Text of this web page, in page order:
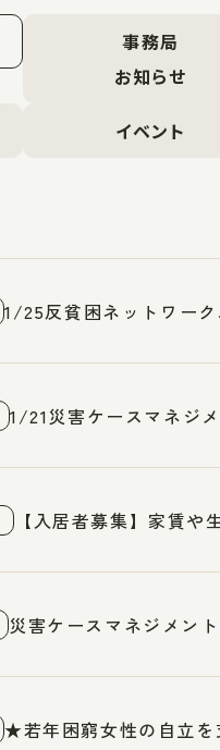
事務局
お知らせ
イベント
1/25反貧困ネットワー
1/21災害ケースマネジ
【入居者募集】家賃や
災害ケースマネジメン
★若年困窮女性の自立